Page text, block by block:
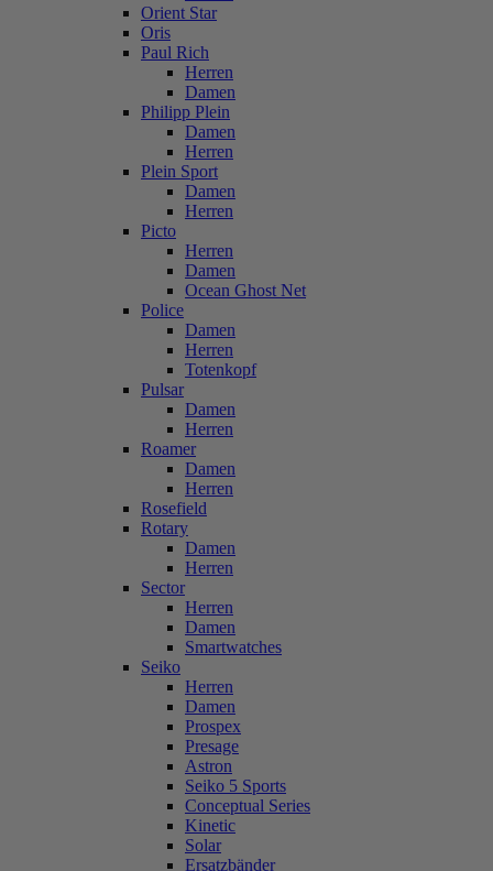
Orient Star
Oris
Paul Rich
Herren
Damen
Philipp Plein
Damen
Herren
Plein Sport
Damen
Herren
Picto
Herren
Damen
Ocean Ghost Net
Police
Damen
Herren
Totenkopf
Pulsar
Damen
Herren
Roamer
Damen
Herren
Rosefield
Rotary
Damen
Herren
Sector
Herren
Damen
Smartwatches
Seiko
Herren
Damen
Prospex
Presage
Astron
Seiko 5 Sports
Conceptual Series
Kinetic
Solar
Ersatzbänder